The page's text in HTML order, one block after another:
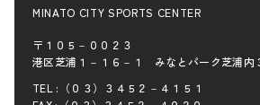
MINATO CITY SPORTS CENTER
〒１０５－００２３
港区芝浦１－１６－１ みなとパーク芝浦内
TEL :（０３）３４５２－４１５１